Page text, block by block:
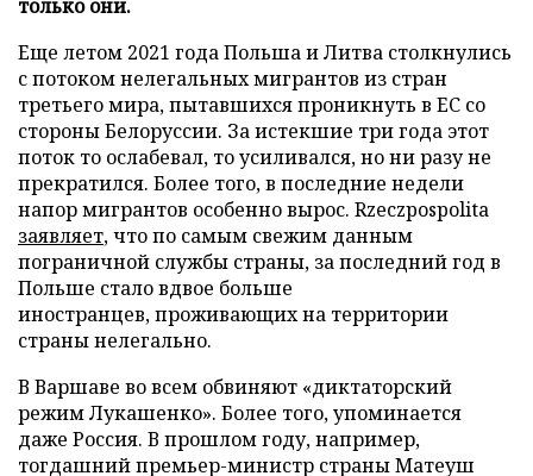
только они.
Еще летом 2021 года Польша и Литва столкнулись
с потоком нелегальных мигрантов из стран
третьего мира, пытавшихся проникнуть в ЕС со
стороны Белоруссии. За истекшие три года этот
поток то ослабевал, то усиливался, но ни разу не
прекратился. Более того, в последние недели
напор мигрантов особенно вырос. Rzeczpospolita
заявляет, что по самым свежим данным
пограничной службы страны, за последний год в
Польше стало вдвое больше
иностранцев, проживающих на территории
страны нелегально.
В Варшаве во всем обвиняют «диктаторский
режим Лукашенко». Более того, упоминается
даже Россия. В прошлом году, например,
тогдашний премьер-министр страны Матеуш